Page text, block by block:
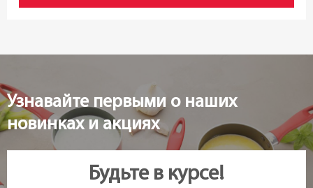
Длина:
Статус товара:
Есть в наличии
Страна регистрация бренда:
Узнавайте первыми о наших
новинках и акциях
Будьте в курсе!